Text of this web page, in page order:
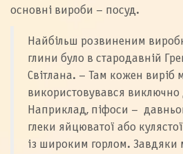
основні вироби – посуд.
Найбільш розвиненим
глини було в стародавній
Світлана. – Там кожен виріб
використовувався виключно
Наприклад, піфоси –
глеки яйцюватої або
із широким горлом. Завдяки